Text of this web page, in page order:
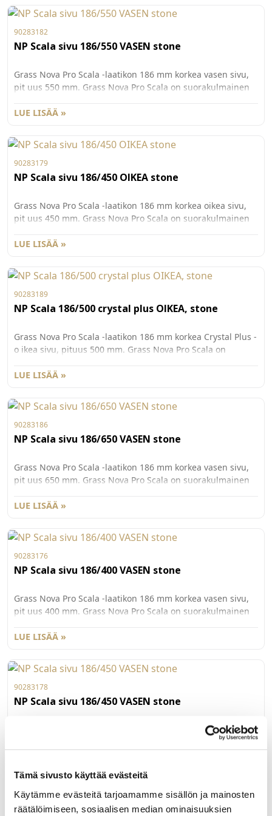
Tämä sivusto käyttää evästeitä
Käytämme evästeitä tarjoamamme sisällön ja mainosten
räätälöimiseen, sosiaalisen median ominaisuuksien
90283182
NP Scala sivu 186/550 VASEN stone
Grass Nova Pro Scala -laatikon 186 mm korkea vasen sivu,
pit uus 550 mm. Grass Nova Pro Scala on suorakulmainen
maksimoitu. Väri St one. Pakkauskoko 20kpl/ltk.
LUE LISÄÄ »
90283179
NP Scala sivu 186/450 OIKEA stone
Grass Nova Pro Scala -laatikon 186 mm korkea oikea sivu,
pit uus 450 mm. Grass Nova Pro Scala on suorakulmainen
maksimoitu. Väri St one. Pakkauskoko 20kpl/ltk.
LUE LISÄÄ »
90283189
NP Scala 186/500 crystal plus OIKEA, stone
Grass Nova Pro Scala -laatikon 186 mm korkea Crystal Plus -
o ikea sivu, pituus 500 mm. Grass Nova Pro Scala on
säilytystila on maksi moitu. Näyttävällä Crystal Plus -sivun 8
yksilöllisiä ratkaisuja. Va rastostamme saatavilla
tuotteeseen sopivia lasilaitoja. Väri Stone. Pakkauskoko
20kpl/ltk.
LUE LISÄÄ »
90283186
NP Scala sivu 186/650 VASEN stone
Grass Nova Pro Scala -laatikon 186 mm korkea vasen sivu,
pit uus 650 mm. Grass Nova Pro Scala on suorakulmainen
maksimoitu. Väri St one. Pakkauskoko 20kpl/ltk.
LUE LISÄÄ »
90283176
NP Scala sivu 186/400 VASEN stone
Grass Nova Pro Scala -laatikon 186 mm korkea vasen sivu,
pit uus 400 mm. Grass Nova Pro Scala on suorakulmainen
maksimoitu. Väri St one. Pakkauskoko 20kpl/ltk.
LUE LISÄÄ »
90283178
NP Scala sivu 186/450 VASEN stone
Grass Nova Pro Scala -laatikon 186 mm korkea vasen sivu,
pit uus 450 mm. Grass Nova Pro Scala on suorakulmainen
TILAUSTUOTE